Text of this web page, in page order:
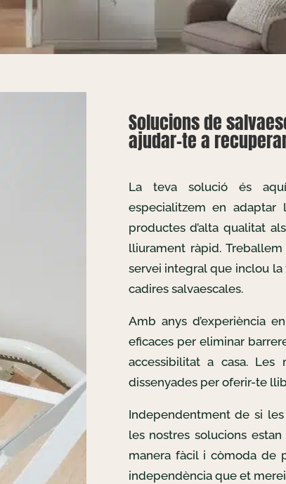
Solucions de
ajudar-te a
La teva solució és
especialitzem en
productes d’alta qualitat
lliurament ràpid. Treballem
servei integral que inclou la
cadires salvaescales.
Amb anys d’experiència
eficaces per eliminar
accessibilitat a casa. Les
dissenyades per oferir-te
Independentment de si
les nostres solucions
manera fàcil i còmoda de
independència que et